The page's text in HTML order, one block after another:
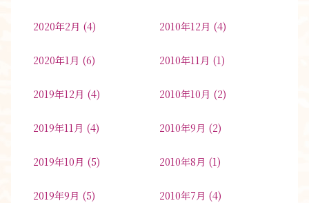
2020年2月 (4)
2020年1月 (6)
2019年12月 (4)
2019年11月 (4)
2019年10月 (5)
2019年9月 (5)
2010年12月 (4)
2010年11月 (1)
2010年10月 (2)
2010年9月 (2)
2010年8月 (1)
2010年7月 (4)